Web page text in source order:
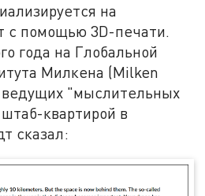
на
с помощью 3D-печати.
года на Глобальной
Милкена (Milken
"мыслительных
квартирой в
сказал: